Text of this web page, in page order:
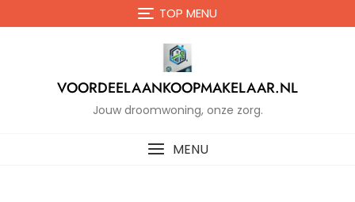
de
TOP MENU
VOORDEELAANKOOPMAKELAAR.NL
Jouw droomwoning, onze zorg.
MENU